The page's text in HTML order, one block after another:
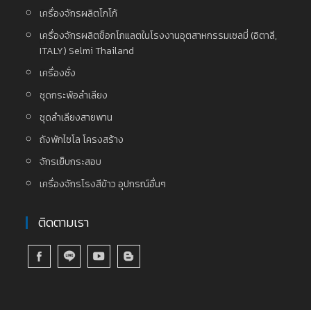
เครื่องจักรผลิตโกโก้
เครื่องจักรผลิตช็อกโกแลตในโรงงานอุตสาหกรรมเซลมี่ (อิตาลี,
ITALY) Selmi Thailand
เครื่องชั่ง
ชุดกระพ้อลำเลียง
ชุดลำเลียงสายพาน
ถังพักไซโล โครงสร้าง
จักรเย็บกระสอบ
เครื่องจักรโรงสีข้าว อุปกรณ์อื่นๆ
ติดตามเรา